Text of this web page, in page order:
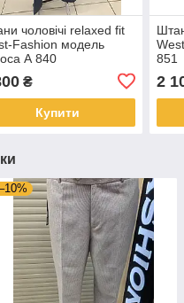
чоловічі relaxed fit
Fashion модель
А 840
₴
Купити
851
2